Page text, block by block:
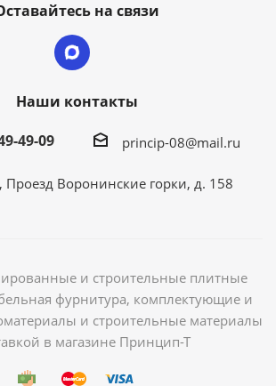
на связи
Наши контакты
49-09
princip-08@mail.ru
Воронинские горки, д. 158
и строительные плитные
фурнитура, комплектующие и
и строительные материалы
в магазине Принцип-Т